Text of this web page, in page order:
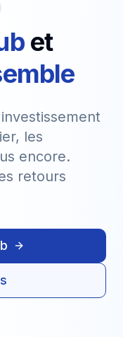
et
les
encore.
retours